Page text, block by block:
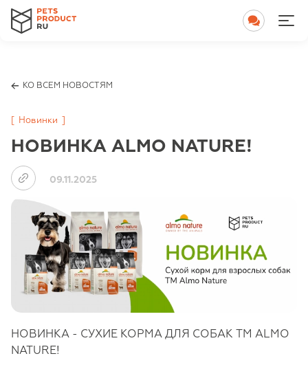
КО ВСЕМ НОВОСТЯМ
Новинки
НОВИНКА ALMO NATURE!
09.11.2025
НОВИНКА - СУХИЕ КОРМА ДЛЯ СОБАК TM ALMO
NATURE!